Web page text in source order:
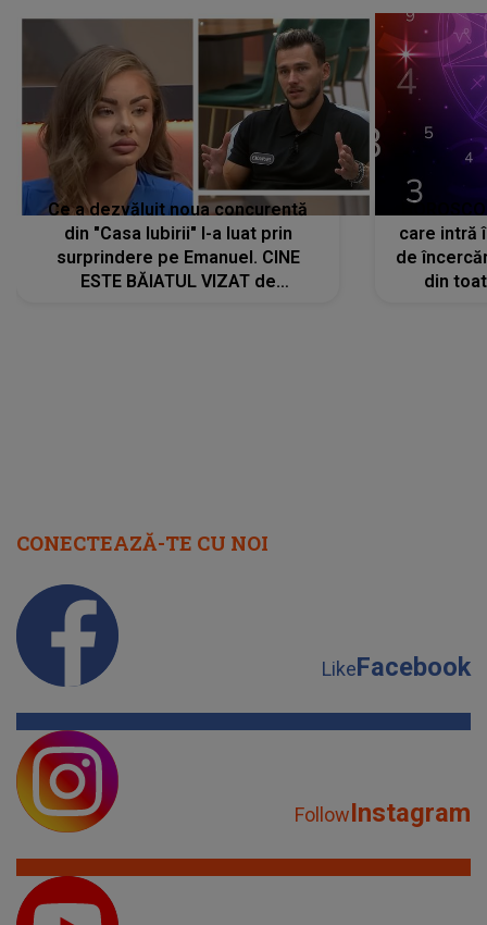
Ce a dezvăluit noua concurentă
din "Casa Iubirii" l-a luat prin
surprindere pe Emanuel. CINE
ESTE BĂIATUL VIZAT de
care intră
de
din
CONECTEAZĂ-TE CU NOI
LikeFacebook
FollowInstagram